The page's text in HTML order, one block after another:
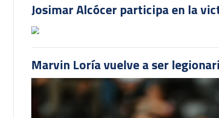
Josimar Alcócer participa en la
Marvin Loría vuelve a ser